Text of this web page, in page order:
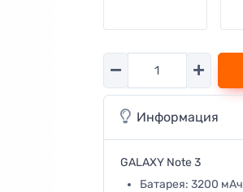
Количество
Информация
GALAXY Note 3
Батарея: 3200 мАч